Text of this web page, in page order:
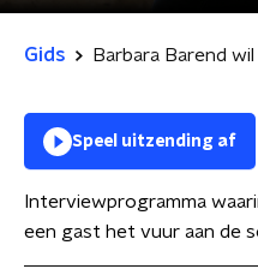
Gids
Speel uitzending af
Interviewprogramma
een gast het vuur aan de